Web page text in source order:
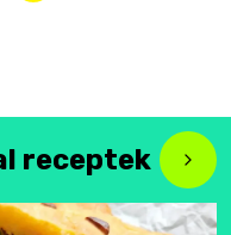
receptek